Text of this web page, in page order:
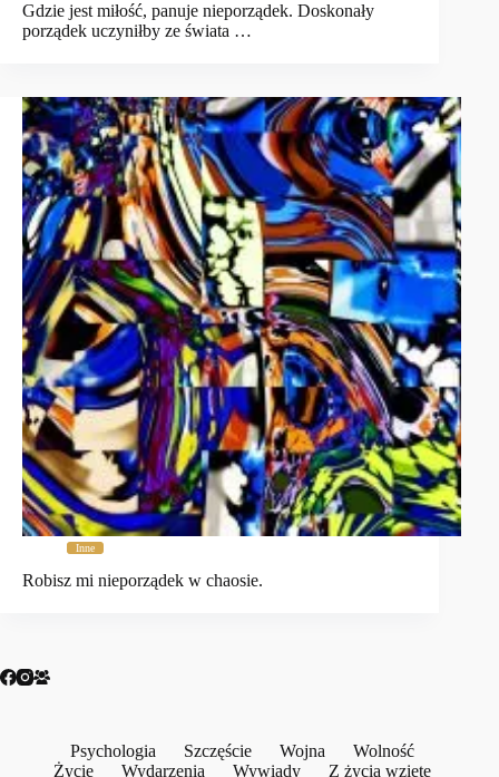
Gdzie jest miłość, panuje nieporządek. Doskonały
porządek uczyniłby ze świata …
Inne
Robisz mi nieporządek w chaosie.
Psychologia Szczęście Wojna
Wolność
Życie
Wydarzenia Wywiady Z życia wzięte